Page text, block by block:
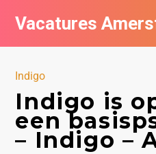
Vacatures
Indigo
Indigo is
een
– Indigo –
Vacatures per bedrijf
De populairste vacatures in
Nieuwsbrief feed